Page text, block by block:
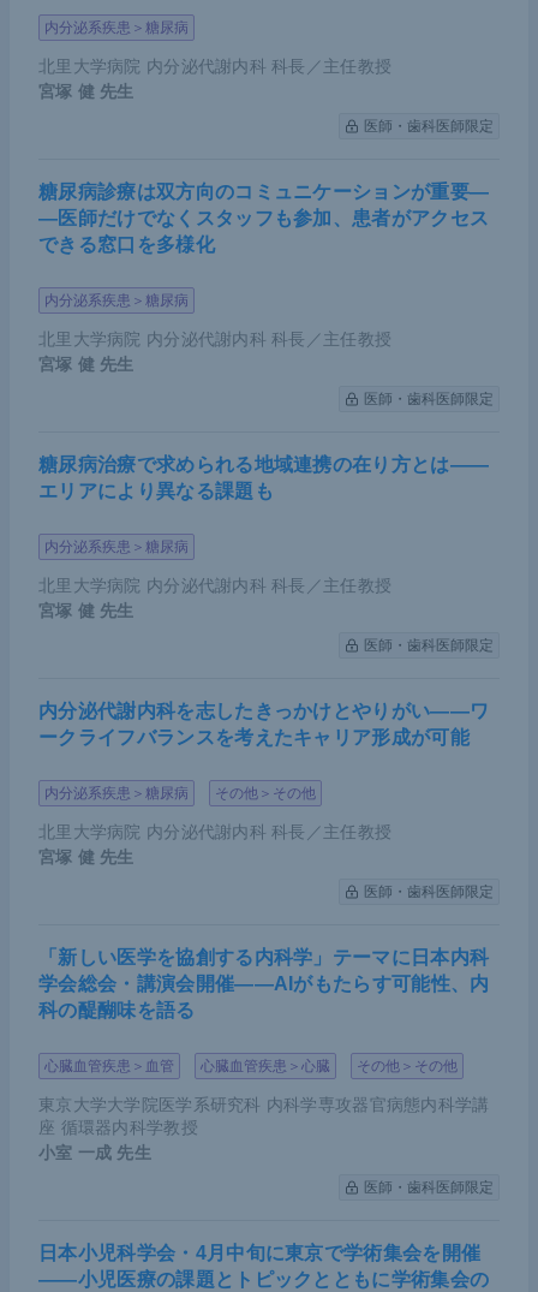
内分泌系疾患＞糖尿病
北里大学病院 内分泌代謝内科 科長／主任教授
宮塚 健 先生
医師・歯科医師限定
糖尿病診療は双方向のコミュニケーションが重要―
―医師だけでなくスタッフも参加、患者がアクセス
できる窓口を多様化
内分泌系疾患＞糖尿病
北里大学病院 内分泌代謝内科 科長／主任教授
宮塚 健 先生
医師・歯科医師限定
糖尿病治療で求められる地域連携の在り方とは――
エリアにより異なる課題も
内分泌系疾患＞糖尿病
北里大学病院 内分泌代謝内科 科長／主任教授
宮塚 健 先生
医師・歯科医師限定
内分泌代謝内科を志したきっかけとやりがい――ワ
ークライフバランスを考えたキャリア形成が可能
内分泌系疾患＞糖尿病 その他＞その他
北里大学病院 内分泌代謝内科 科長／主任教授
宮塚 健 先生
医師・歯科医師限定
「新しい医学を協創する内科学」テーマに日本内科
学会総会・講演会開催――AIがもたらす可能性、内
科の醍醐味を語る
心臓血管疾患＞血管 心臓血管疾患＞心臓 その他＞その他
東京大学大学院医学系研究科 内科学専攻器官病態内科学講
座 循環器内科学教授
小室 一成 先生
医師・歯科医師限定
日本小児科学会・4月中旬に東京で学術集会を開催
――小児医療の課題とトピックとともに学術集会の